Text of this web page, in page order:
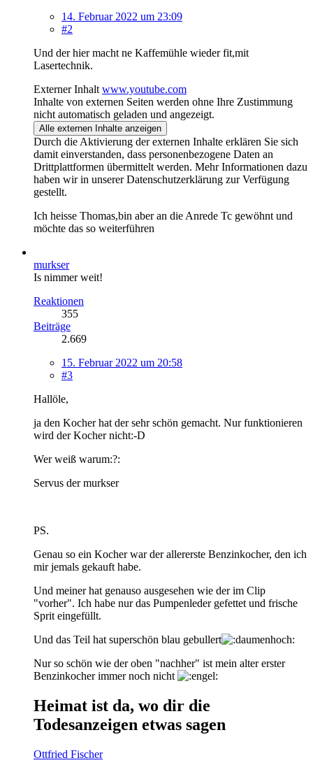
14. Februar 2022 um 23:09
#2
Und der hier macht ne Kaffemühle wieder fit,mit
Lasertechnik.
Externer Inhalt www.youtube.com
Inhalte von externen Seiten werden ohne Ihre Zustimmung
nicht automatisch geladen und angezeigt.
Alle externen Inhalte anzeigen
Durch die Aktivierung der externen Inhalte erklären Sie sich
damit einverstanden, dass personenbezogene Daten an
Drittplattformen übermittelt werden. Mehr Informationen dazu
haben wir in unserer Datenschutzerklärung zur Verfügung
gestellt.
Ich heisse Thomas,bin aber an die Anrede Tc gewöhnt und
möchte das so weiterführen
murkser
Is nimmer weit!
Reaktionen
355
Beiträge
2.669
15. Februar 2022 um 20:58
#3
Hallöle,
ja den Kocher hat der sehr schön gemacht. Nur funktionieren
wird der Kocher nicht:-D
Wer weiß warum:?:
Servus der murkser
PS.
Genau so ein Kocher war der allererste Benzinkocher, den ich
mir jemals gekauft habe.
Und meiner hat genauso ausgesehen wie der im Clip
"vorher". Ich habe nur das Pumpenleder gefettet und frische
Sprit eingefüllt.
Und das Teil hat superschön blau gebullert
Nur so schön wie der oben "nachher" ist mein alter erster
Benzinkocher immer noch nicht
Heimat ist da, wo dir die
Todesanzeigen etwas sagen
Ottfried Fischer